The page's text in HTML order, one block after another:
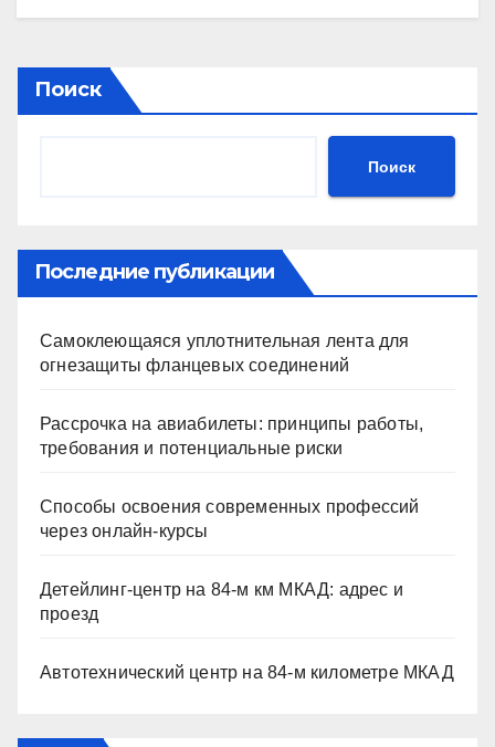
Поиск
Поиск
Последние публикации
Самоклеющаяся уплотнительная лента для
огнезащиты фланцевых соединений
Рассрочка на авиабилеты: принципы работы,
требования и потенциальные риски
Способы освоения современных профессий
через онлайн-курсы
Детейлинг-центр на 84-м км МКАД: адрес и
проезд
Автотехнический центр на 84-м километре МКАД